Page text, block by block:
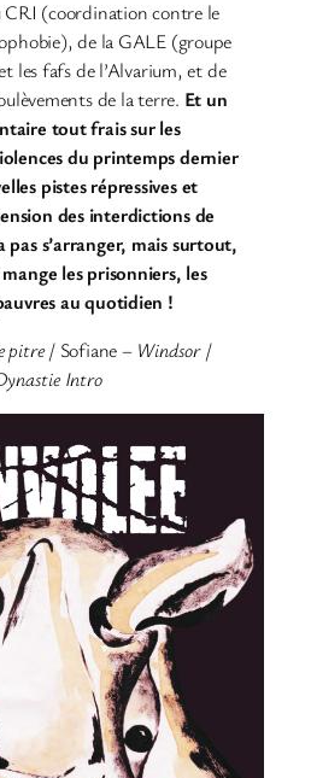
CRI (coordination contre le
de la GALE (groupe
les fafs de l’Alvarium, et de
de la terre. Et un
tout frais sur les
du printemps dernier
pistes répressives et
des interdictions de
pas s’arranger, mais surtout,
les prisonniers, les
au quotidien !
pitre/ Sofiane – Windsor/
Intro